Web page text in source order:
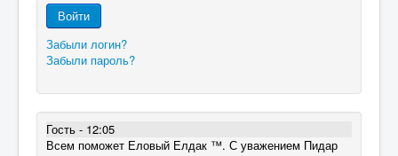
Войти
Забыли логин?
Забыли пароль?
Гость - 12:05
Всем поможет Еловый Елдак ™. С уважением Пидар